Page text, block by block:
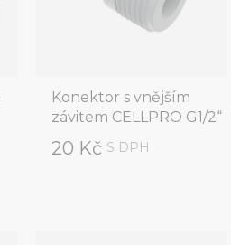
Konektor s vnějším
závitem CELLPRO G1/2“
20 Kč S DPH